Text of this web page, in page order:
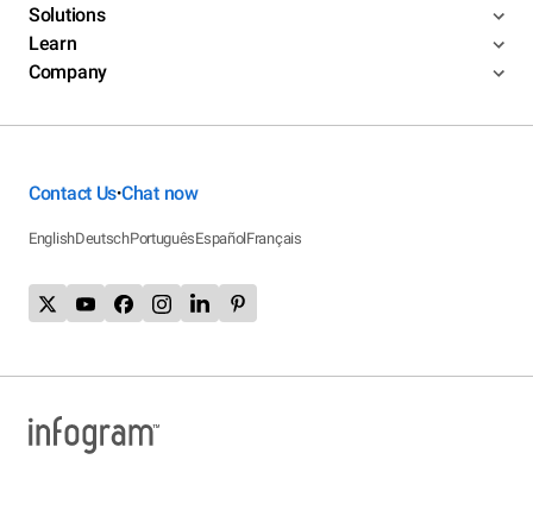
Solutions
Learn
Company
Contact Us•Chat now
EnglishDeutschPortuguêsEspañolFrançais